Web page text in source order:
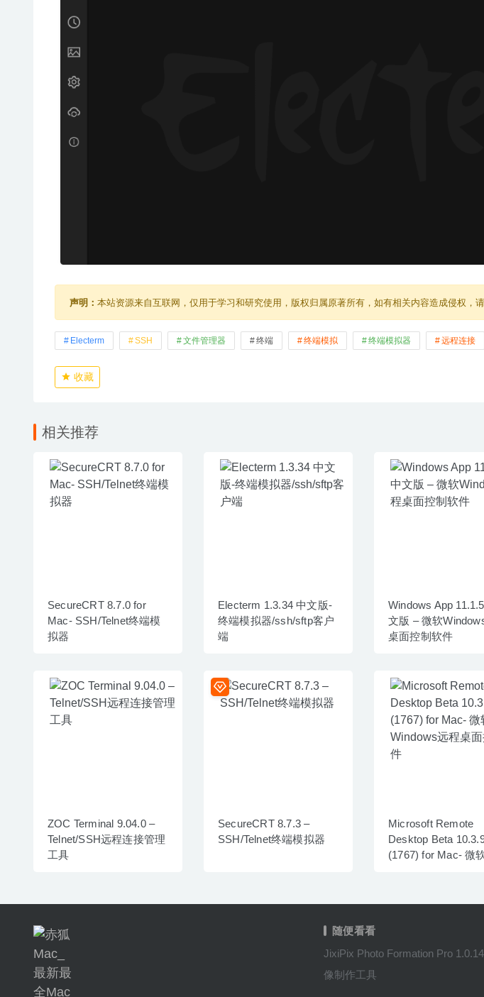
声明： 本站资源来自互联网，仅用于学习和研究使用，版权归属原著所有，如有相关内容造成侵权，
Electerm SSH 文件管理器 终端 终端模拟 终端模拟器 远程连接
收藏
相关推荐
SecureCRT 8.7.0 for
Mac- SSH/Telnet终端模
拟器
Electerm 1.3.34 中文版-
终端模拟器/ssh/sftp客户
端
Windows App
文版 – 微软
桌面控制软件
ZOC Terminal 9.04.0 –
Telnet/SSH远程连接管理
工具
SecureCRT 8.7.3 –
SSH/Telnet终端模拟器
Microsoft Remote
Desktop Beta
(1767) for Mac- 微
随便看看
JixiPix Photo Formation Pro
像制作工具